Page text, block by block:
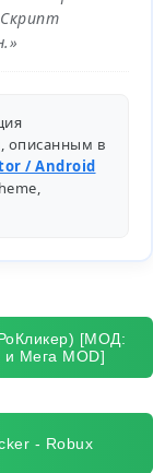
описанным в
/ Android
[МОД:
и Мега MOD]
- Robux